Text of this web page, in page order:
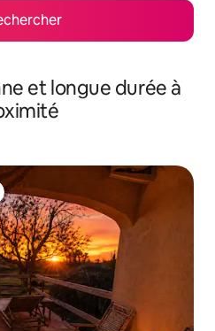
et longue durée à